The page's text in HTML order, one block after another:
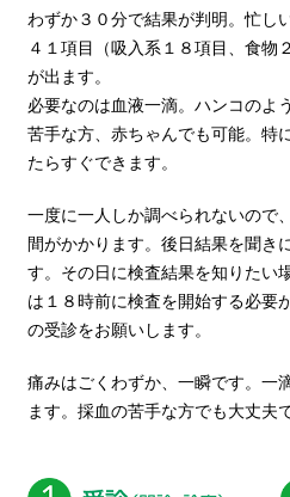
わずか３０分で結果が判明。忙し
４１項目（吸入系１８項目、食物
が出ます。
必要なのは血液一滴。ハンコのよ
苦手な方、赤ちゃんでも可能。特
たらすぐできます。
一度に一人しか調べられないので
間がかかります。後日結果を聞き
す。その日に検査結果を知りたい
は１８時前に検査を開始する必要
の受診をお願いします。
痛みはごくわずか、一瞬です。一
ます。採血の苦手な方でも大丈夫